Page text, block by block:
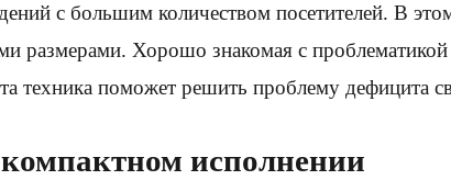
с большим количеством посетителей. В
размерами. Хорошо знакомая с
техника поможет решить проблему дефицита
исполнении